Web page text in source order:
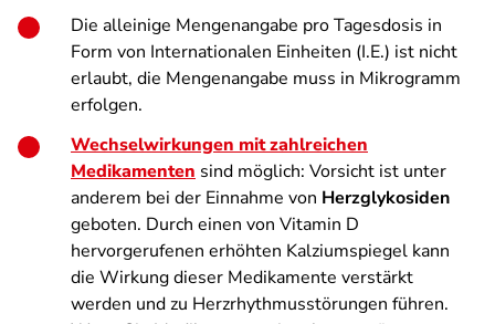
Die alleinige Mengenangabe pro Tagesdosis in
Form von Internationalen Einheiten (I.E.) ist nicht
erlaubt, die Mengenangabe muss in Mikrogramm
erfolgen.
Wechselwirkungen mit zahlreichen
Medikamenten sind möglich: Vorsicht ist unter
anderem bei der Einnahme von Herzglykosiden
geboten. Durch einen von Vitamin D
hervorgerufenen erhöhten Kalziumspiegel kann
die Wirkung dieser Medikamente verstärkt
werden und zu Herzrhythmusstörungen führen.